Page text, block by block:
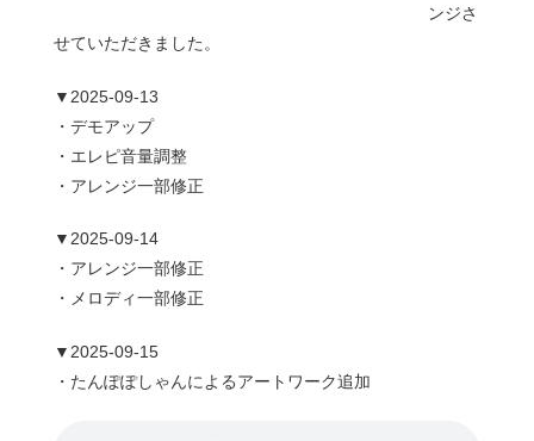
ンジさ
せていただきました。
▼2025-09-13
・デモアップ
・エレピ音量調整
・アレンジ一部修正
▼2025-09-14
・アレンジ一部修正
・メロディ一部修正
▼2025-09-15
・たんぽぽしゃんによるアートワーク追加